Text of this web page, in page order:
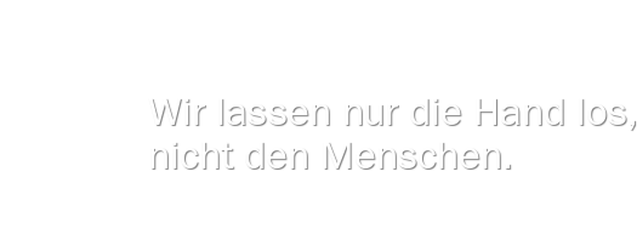
Wir lassen nur die Hand los,
nicht den Menschen.